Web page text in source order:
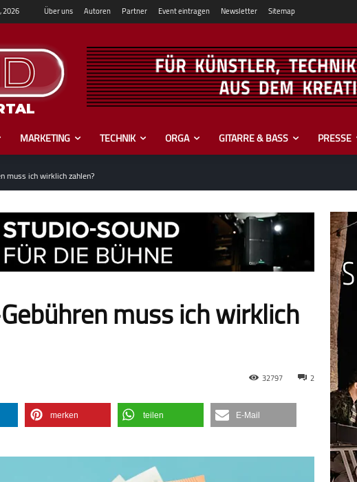
2026 Über uns Autoren Partner Event eintragen Newsletter Sitemap
MARKETING TECHNIK ORGA GITARRE & BASS PRESSE
muss ich wirklich zahlen?
muss ich wirklich
2
32797
merken teilen E-Mail